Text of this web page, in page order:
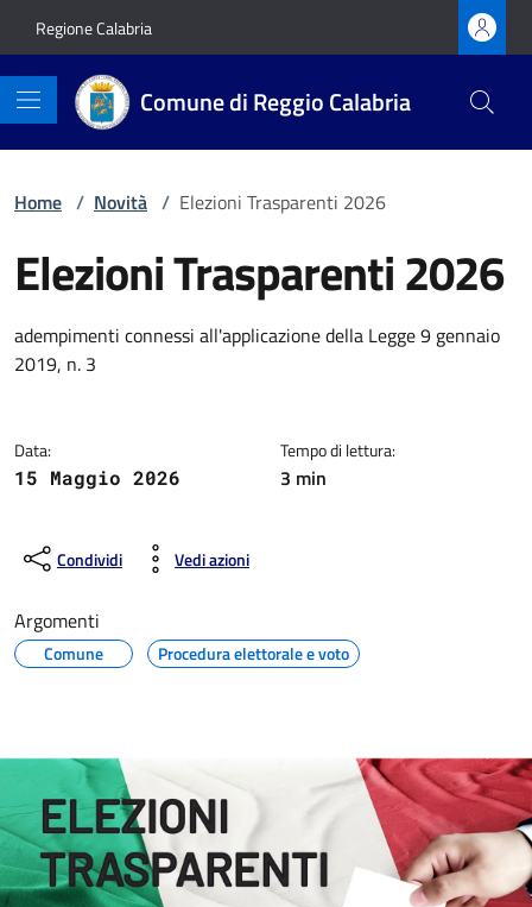
Regione Calabria
Comune di Reggio Calabria
Home / Novità / Elezioni Trasparenti 2026
Elezioni Trasparenti 2026
Dettagli della notizia
adempimenti connessi all'applicazione della Legge 9 gennaio
2019, n. 3
Data:
15 Maggio 2026
Tempo di lettura:
3 min
Condividi Vedi azioni
Argomenti
Comune Procedura elettorale e voto